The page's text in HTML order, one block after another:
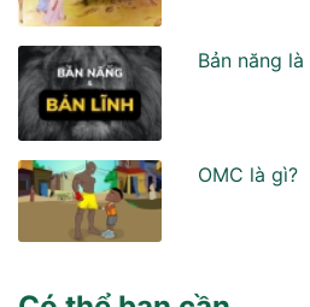
Bản năng
OMC là gì?